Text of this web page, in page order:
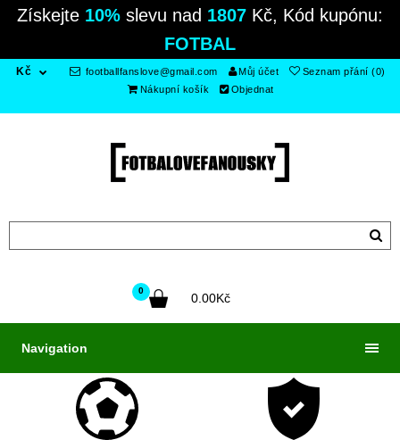
Získejte 10% slevu nad 1807 Kč, Kód kupónu:
FOTBAL
Kč footballfanslove@gmail.com Můj účet
Seznam přání (0)
Nákupní košík
Objednat
0
0.00Kč
Navigation